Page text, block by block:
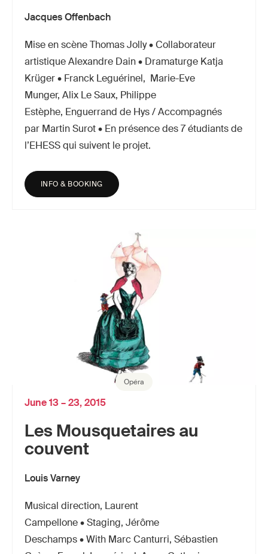
Jacques Offenbach
Mise en scène Thomas Jolly • Collaborateur
artistique Alexandre Dain • Dramaturge Katja
Krüger • Franck Leguérinel, Marie-Eve
Munger, Alix Le Saux, Philippe
Estèphe, Enguerrand de Hys / Accompagnés
par Martin Surot • En présence des 7 étudiants de
l’EHESS qui suivent le projet.
INFO & BOOKING
Opéra
Les Mousquetaires au
couvent
Louis Varney
June 13 – 23, 2015
Musical direction, Laurent
Campellone • Staging, Jérôme
Deschamps • With Marc Canturri, Sébastien